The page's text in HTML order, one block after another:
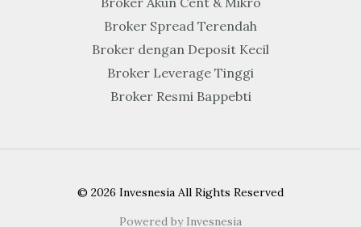
Broker Spread Terendah
Broker dengan Deposit Kecil
Broker Leverage Tinggi
Broker Resmi Bappebti
© 2026 Invesnesia All Rights Reserved
Powered by Invesnesia